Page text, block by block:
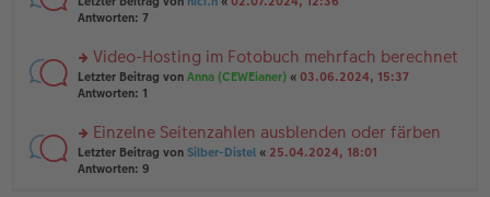
g
B
ei
a
g
g
el
e
n
er
tr
a
g
te
n
g
el
e
n
er
Antworten: 7
rs
te
n
g
el
Video-Hosting im Fotobuch mehrfach berechnet
Letzter Beitrag von Anna (CEWEianer) « 03.06.2024, 15:37
Antworten: 1
rs
te
Einzelne Seitenzahlen ausblenden oder färben
Letzter Beitrag von Silber-Distel « 25.04.2024, 18:01
Antworten: 9